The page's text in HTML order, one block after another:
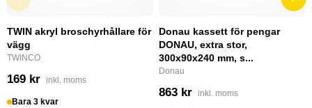
TWIN akryl broschyrhållare för
vägg
TWINCO
169 kr inkl. moms
Bara 3 kvar
Donau kassett för pengar
DONAU, extra stor,
300x90x240 mm, s...
Donau
863 kr inkl. moms